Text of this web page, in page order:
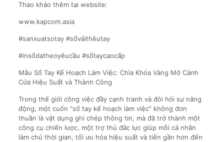
Thao khảo thêm tại website:
www.kapcom.asia
#sanxuatsotay #sổvảithêutay
#insổdatheoyêucầu #sổtaycaocấp
Mẫu Sổ Tay Kế Hoạch Làm Việc: Chìa Khóa Vàng Mở Cánh
Cửa Hiệu Suất và Thành Công
Trong thế giới công việc đầy cạnh tranh và đòi hỏi sự năng
động, một cuốn “sổ tay kế hoạch làm việc” không đơn
thuần là vật dụng ghi chép thông tin, mà đã trở thành một
công cụ chiến lược, một trợ thủ đắc lực giúp mỗi cá nhân
làm chủ thời gian, tối ưu hóa hiệu suất và tiến gần hơn đến